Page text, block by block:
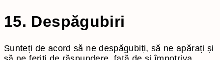
15. Despăgubiri
Sunteți de acord să ne despăgubiți, să ne apărați și